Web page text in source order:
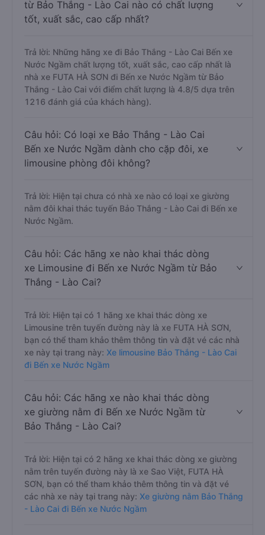
từ Bảo Thắng - Lào Cai nào có chất lượng
tốt, xuất sắc, cao cấp nhất?
Trả lời: Những hãng xe đi Bảo Thắng - Lào Cai Bến xe
Nước Ngầm chất lượng tốt, xuất sắc, cao cấp nhất là
nhà xe FUTA HÀ SƠN đi Bến xe Nước Ngầm từ Bảo
Thắng - Lào Cai với điểm chất lượng là 4.8/5 dựa trên
1216 đánh giá của khách hàng).
Câu hỏi: Có loại xe Bảo Thắng - Lào Cai
Bến xe Nước Ngầm dành cho cặp đôi, xe
limousine phòng đôi không?
Trả lời: Hiện tại chưa có nhà xe nào có loại xe giường
nằm đôi khai thác tuyến Bảo Thắng - Lào Cai đi Bến xe
Nước Ngầm.
Câu hỏi: Các hãng xe nào khai thác dòng
xe Limousine đi Bến xe Nước Ngầm từ Bảo
Thắng - Lào Cai?
Trả lời: Hiện tại có 1 hãng xe khai thác dòng xe
Limousine trên tuyến đường này là xe FUTA HÀ SƠN,
bạn có thể tham khảo thêm thông tin và đặt vé các nhà
xe này tại trang này: Xe limousine Bảo Thắng - Lào Cai
đi Bến xe Nước Ngầm
Câu hỏi: Các hãng xe nào khai thác dòng
xe giường nằm đi Bến xe Nước Ngầm từ
Bảo Thắng - Lào Cai?
Trả lời: Hiện tại có 2 hãng xe khai thác dòng xe giường
nằm trên tuyến đường này là xe Sao Việt, FUTA HÀ
SƠN, bạn có thể tham khảo thêm thông tin và đặt vé
các nhà xe này tại trang này: Xe giường nằm Bảo Thắng
- Lào Cai đi Bến xe Nước Ngầm